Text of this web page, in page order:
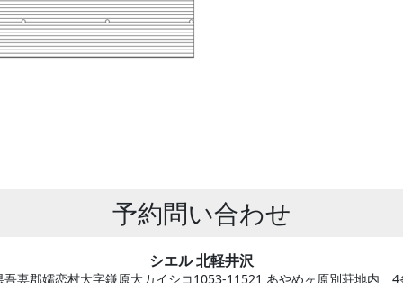
予約問い合わせ
シエル 北軽井沢
吾妻郡嬬恋村大字鎌原大カイシコ1053-11521 あやめヶ原別荘地内 4